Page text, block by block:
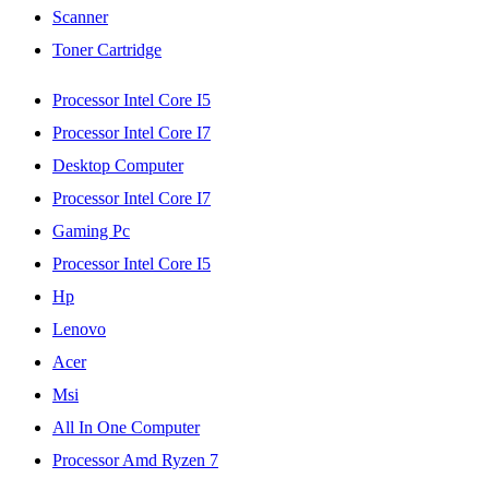
Scanner
Toner Cartridge
Processor Intel Core I5
Processor Intel Core I7
Desktop Computer
Processor Intel Core I7
Gaming Pc
Processor Intel Core I5
Hp
Lenovo
Acer
Msi
All In One Computer
Processor Amd Ryzen 7